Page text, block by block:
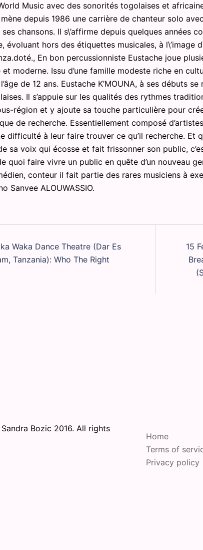
Music avec des sonorités togolaises et
depuis 1986 une carrière de chanteur solo
chansons. Il s\’affirme depuis quelques années
évoluant hors des étiquettes musicales, à l\’image
En bon percussionniste Eustache joue
moderne. Issu d’une famille modeste riche en
de 12 ans. Eustache K’MOUNA, à ses débuts
Il s’appuie sur les qualités des rythmes
région et y ajoute sa touche particulière pour
de recherche. Essentiellement composé
difficulté à leur faire trouver ce qu’il recherche. Et
sa voix qui écosse et fait frissonner son public,
quoi faire vivre un public en quête d’un nouveau
conteur il fait partie des rares musiciens à
Sanvee ALOUWASSIO.
Waka Dance Theatre (Dar Es
Tanzania): Who The Right
15
Bozic 2016. All rights
Home
Terms of
Privacy policy